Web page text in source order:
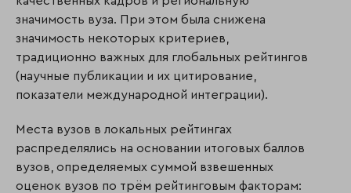
значимость вуза. При этом была снижена
значимость некоторых критериев,
традиционно важных для глобальных рейтингов
(научные публикации и их цитирование,
показатели международной интеграции).
Места вузов в локальных рейтингах
распределялись на основании итоговых баллов
вузов, определяемых суммой взвешенных
оценок вузов по трём рейтинговым факторам: